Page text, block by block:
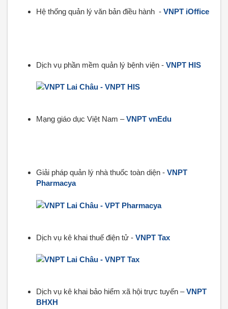
Hệ thống quản lý văn bản điều hành - VNPT iOffice
Dịch vụ phần mềm quản lý bệnh viện - VNPT HIS
Mạng giáo dục Việt Nam –VNPT vnEdu
Giải pháp quản lý nhà thuốc toàn diện - VNPT
Pharmacya
Dịch vụ kê khai thuế điện tử - VNPT Tax
Dịch vụ kê khai bảo hiểm xã hội trực tuyến –VNPT
BHXH